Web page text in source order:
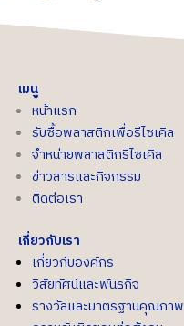
เมนู
หน้าแรก
รับซื้อพลาสติกเพื่อรีไซเคิล
จำหน่ายพลาสติกรีไซเคิล
ข่าวสารและกิจกรรม
ติดต่อเรา
เกี่ยวกับเรา
เกี่ยวกับองค์กร
วิสัยทัศน์และพันธกิจ
รางวัลและมาตรฐานคุณภาพ